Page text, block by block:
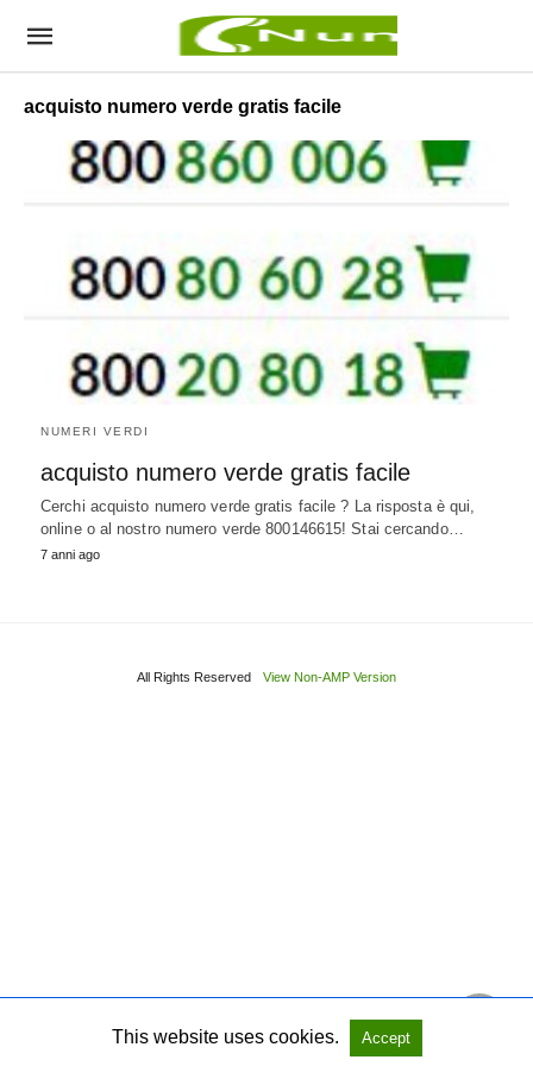
acquisto numero verde gratis facile
NUMERI VERDI
acquisto numero verde gratis facile
Cerchi acquisto numero verde gratis facile ? La risposta è qui,
online o al nostro numero verde 800146615! Stai cercando…
7 anni ago
All Rights Reserved View Non-AMP Version
This website uses cookies. Accept